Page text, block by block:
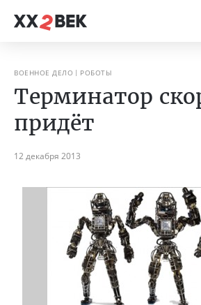
ВОЕННОЕ ДЕЛО РОБОТЫ
Терминатор
придёт
12 декабря 2013